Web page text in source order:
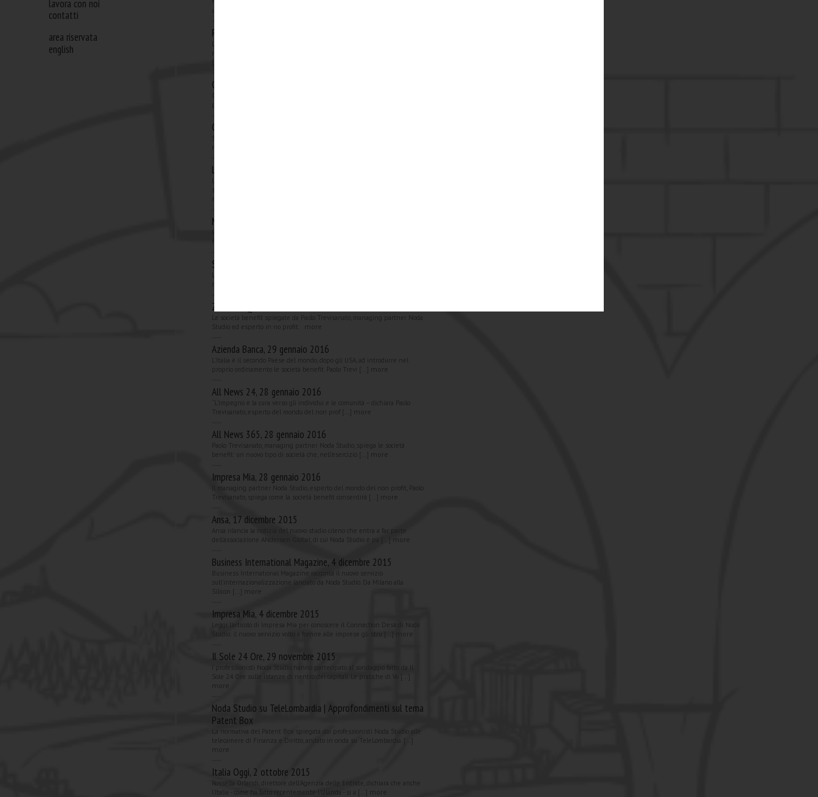
lavora con noi
contatti
area riservata
english
Rassegna stampa completa su ArtVantage
Guido De Vecchi a Rai News 24 sulle start-up
Corriere della Sera, 19 maggio 2016
La Repubblica, 12 maggio 2016
more
MediaKey.tv, 1 febbraio 2016
Social Media Manager, 1 febbraio 2016
ZeroVentiQuattro, 1 febbraio 2016
Le società benefit spiegate da Paolo Trevisanato, managing partner Noda
Studio ed esperto in no profit. more
Azienda Banca, 29 gennaio 2016
L'Italia è il secondo Paese del mondo, dopo gli USA, ad introdurre nel
proprio ordinamento le società benefit. Paolo Trevi [...] more
All News 24, 28 gennaio 2016
“L’impegno e la cura verso gli individui e le comunità – dichiara Paolo
Trevisanato, esperto del mondo del non prof [...] more
All News 365, 28 gennaio 2016
Paolo Trevisanato, managing partner Noda Studio, spiega le società
benefit: un nuovo tipo di società che, nell’esercizio [...] more
Impresa Mia, 28 gennaio 2016
Il managing partner Noda Studio, esperto del mondo del non profit, Paolo
Trevisanato, spiega come la società benefit consentirà [...] more
Ansa, 17 dicembre 2015
Ansa rilancia la notizia del nuovo studio cileno che entra a far parte
dell'associazione ANdersen Global, di cui Noda Studio è pa [...]
more
Business International Magazine, 4 dicembre 2015
Business International Magazine racconta il nuovo servizio
sull'internazionalizzazione lanciato da Noda Studio. Da Milano alla
more
Impresa Mia, 4 dicembre 2015
Leggi l'articolo di Impresa Mia per conoscere il Connection Desk di Noda
Studio: il nuovo servizio volto a fornire alle imprese gli stru [...]
more
Il Sole 24 Ore, 29 novembre 2015
I professionisti Noda Studio hanno partecipato al sondaggio fatto da Il
Sole 24 Ore sulle istanze di rientro dei capitali. Le pratiche di Vo [...]
more
Noda Studio su TeleLombardia | Approfondimenti sul tema
Patent Box
La normativa del Patent Box spiegata dai professionisti Noda Studio alle
telecamere di Finanza e Diritto, andato in onda su TeleLombardia. [...]
more
Italia Oggi, 2 ottobre 2015
Rossella Orlandi, direttore dell'Agenzia delle Entrate, dichiara che anche
l'Italia - come ha fatto recentemente l'Olanda - si a [...] more